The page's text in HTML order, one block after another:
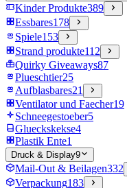
Kinder Produkte389
Essbares178
Spiele153
Strand produkte112
Quirky Giveaways87
Plueschtier25
Aufblasbares21
Ventilator und Faecher19
Schneegestoeber5
Glueckskekse4
Plastik Ente1
Druck & Display9
Mail-Out & Beilagen332
Verpackung183